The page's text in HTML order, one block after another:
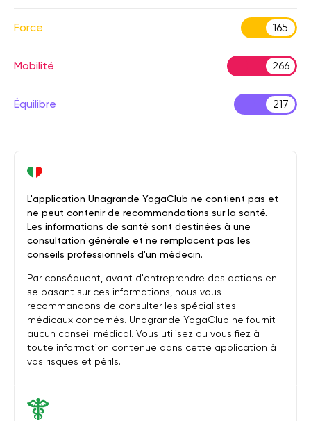
Force 165
Mobilité 266
Équilibre 217
L'application Unagrande YogaClub ne contient pas et
ne peut contenir de recommandations sur la santé.
Les informations de santé sont destinées à une
consultation générale et ne remplacent pas les
conseils professionnels d'un médecin.
Par conséquent, avant d'entreprendre des actions en
se basant sur ces informations, nous vous
recommandons de consulter les spécialistes
médicaux concernés. Unagrande YogaClub ne fournit
aucun conseil médical. Vous utilisez ou vous fiez à
toute information contenue dans cette application à
vos risques et périls.